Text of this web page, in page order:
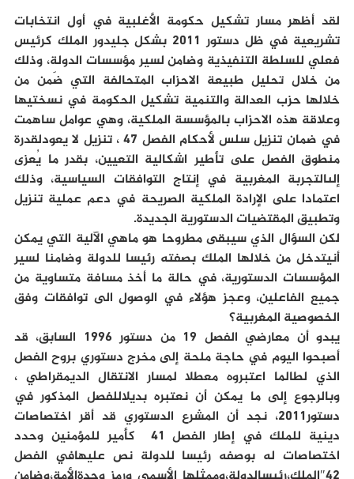
لقد أظهر مسار تشكيل حكومة الأغلبية في أول انتخابات
تشريعية في ظل دستور 2011 بشكل جليدور الملك كرئيس
فعلي للسلطة التنفيذية وضامن لسير مؤسسات الدولة، وذلك
من خلال تحليل طبيعة الاحزاب المتحالفة التي ضَمن من
خلالها حزب العدالة والتنمية تشكيل الحكومة في نسختيها
وعلاقة هذه الاحزاب بالمؤسسة الملكية، وهي عوامل ساهمت
في ضمان تنزيل سلس لأحكام الفصل 47 ، تنزيل لا يعودلقدرة
منطوق الفصل على تأطير اشكالية التعيين، بقدر ما يُعزى
إلىالتجربة المغربية في إنتاج التوافقات السياسية، وذلك
اعتمادا على الإرادة الملكية الصريحة في دعم عملية تنزيل
وتطبيق المقتضيات الدستورية الجديدة.
لكن السؤال الذي سيبقى مطروحا هو ماهي الآلية التي يمكن
أنيتدخل من خلالها الملك بصفته رئيسا للدولة وضامنا لسير
المؤسسات الدستورية، في حالة ما أخذ مسافة متساوية من
جميع الفاعلين، وعجز هؤلاء في الوصول الى توافقات وفق
الخصوصية المغربية؟
يبدو أن معارضي الفصل 19 من دستور 1996 السابق، قد
أصبحوا اليوم في حاجة ملحة إلى مخرج دستوري بروح الفصل
الذي لطالما اعتبروه معطلا لمسار الانتقال الديمقراطي ،
وبالرجوع إلى ما يمكن أن نعتبره بديلاللفصل المذكور في
دستور2011، نجد أن المشرع الدستوري قد أقر اختصاصات
دينية للملك في إطار الفصل 41 كأمير للمؤمنين وحدد
اختصاصات له بوصفه رئيسا للدولة نص عليهافي الفصل